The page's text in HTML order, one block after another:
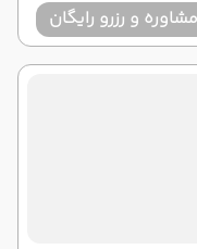
مشاوره و رزرو رایگان